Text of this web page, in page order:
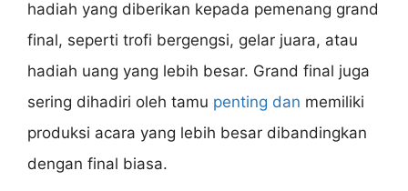
hadiah yang diberikan kepada pemenang grand
final, seperti trofi bergengsi, gelar juara, atau
hadiah uang yang lebih besar. Grand final juga
sering dihadiri oleh tamu penting dan memiliki
produksi acara yang lebih besar dibandingkan
dengan final biasa.